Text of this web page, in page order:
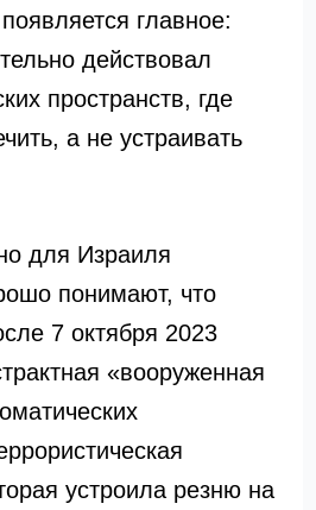
главное:
действовал
пространств, где
а не устраивать
для Израиля
понимают, что
7 октября 2023
«вооруженная
устроила резню на